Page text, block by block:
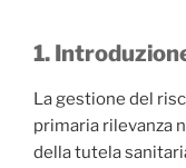
1.
La gestione del
primaria rilevanza
della tutela